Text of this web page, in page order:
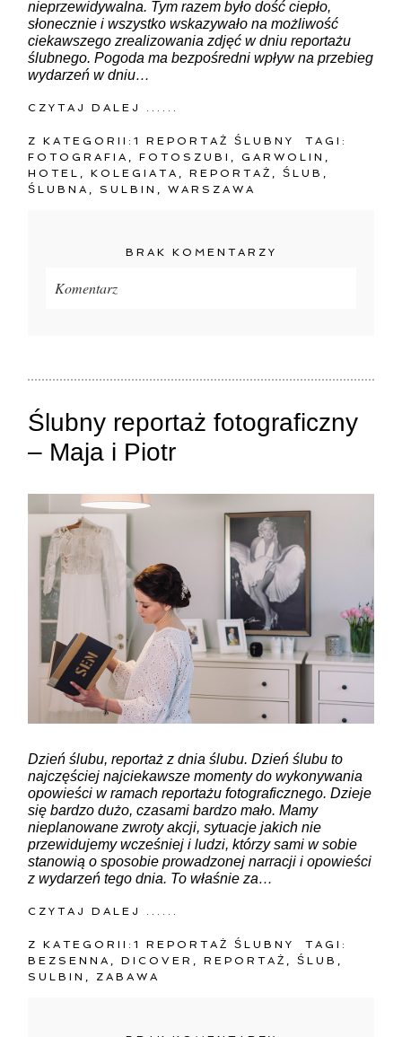
nieprzewidywalna. Tym razem było dość ciepło,
słonecznie i wszystko wskazywało na możliwość
ciekawszego zrealizowania zdjęć w dniu reportażu
ślubnego. Pogoda ma bezpośredni wpływ na przebieg
wydarzeń w dniu…
CZYTAJ DALEJ ......
Z KATEGORII:1 REPORTAŻ ŚLUBNY
TAGI:
FOTOGRAFIA
,FOTOSZUBI GARWOLIN
HOTEL
,KOLEGIATA ,REPORTAŻ ,ŚLUB
ŚLUBNA
SULBIN ,WARSZAWA
BRAK KOMENTARZY
Komentarz
ZAMIEŚĆ KOMENTARZ
Ślubny reportaż fotograficzny
– Maja i Piotr
Dzień ślubu, reportaż z dnia ślubu. Dzień ślubu to
najczęściej najciekawsze momenty do wykonywania
opowieści w ramach reportażu fotograficznego. Dzieje
się bardzo dużo, czasami bardzo mało. Mamy
nieplanowane zwroty akcji, sytuacje jakich nie
przewidujemy wcześniej i ludzi, którzy sami w sobie
stanowią o sposobie prowadzonej narracji i opowieści
z wydarzeń tego dnia. To właśnie za…
CZYTAJ DALEJ ......
Z KATEGORII:1 REPORTAŻ ŚLUBNY
TAGI:
BEZSENNA
,DICOVER ,REPORTAŻ ,ŚLUB
SULBIN
ZABAWA